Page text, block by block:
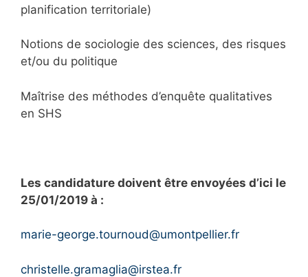
planification territoriale)
Notions de sociologie des sciences, des risques
et/ou du politique
Maîtrise des méthodes d’enquête qualitatives
en SHS
Les candidature doivent être envoyées d’ici le
25/01/2019 à :
marie-george.tournoud@umontpellier.fr
christelle.gramaglia@irstea.fr